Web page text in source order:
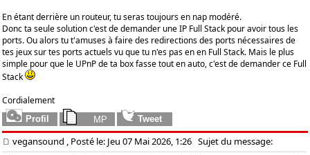
En étant derrière un routeur, tu seras toujours en nap modéré.
Donc ta seule solution c'est de demander une IP Full Stack pour avoir tous les
ports. Ou alors tu t'amuses à faire des redirections des ports nécessaires de
tes jeux sur tes ports actuels vu que tu n'es pas en en Full Stack. Mais le plus
simple pour que le UPnP de ta box fasse tout en auto, c'est de demander ce Full
Stack
Cordialement
vegansound , Posté le: Jeu 07 Mai 2026, 1:26 Sujet du message: